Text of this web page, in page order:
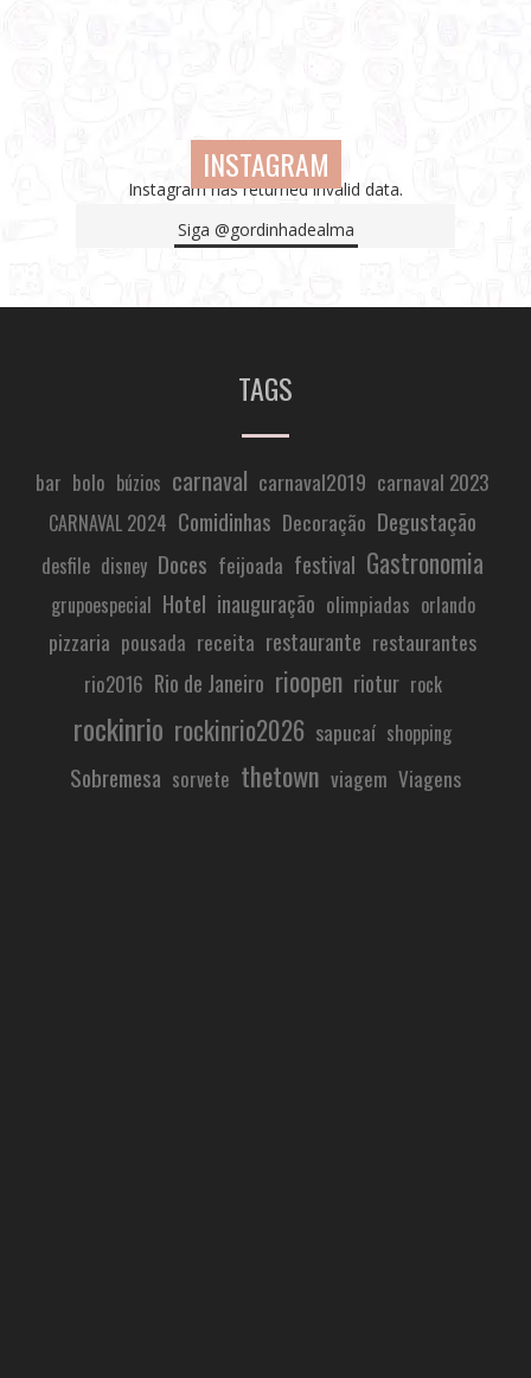
INSTAGRAM
Instagram has returned invalid data.
Siga @gordinhadealma
TAGS
bar bolo búzios carnaval carnaval2019 carnaval 2023
CARNAVAL 2024 Comidinhas Decoração Degustação
desfile disney Doces feijoada festival Gastronomia
grupoespecial Hotel inauguração olimpiadas orlando
pizzaria pousada receita restaurante restaurantes
rio2016 Rio de Janeiro rioopen riotur rock
rockinrio rockinrio2026 sapucaí shopping
Sobremesa sorvete thetown viagem Viagens